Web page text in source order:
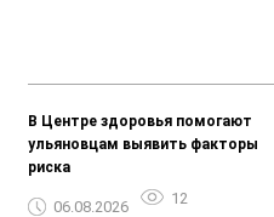
В Центре здоровья помогают
ульяновцам выявить факторы
риска
06.08.2026 12